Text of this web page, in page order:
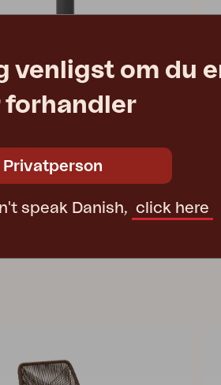
13 260 DKK
venligst om du
forhandler
Privatperson
speak Danish, click here